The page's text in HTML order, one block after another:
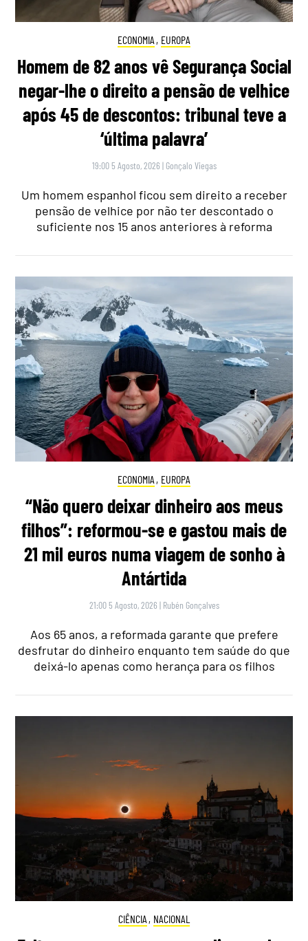
ECONOMIA , EUROPA
Homem de 82 anos vê Segurança Social
negar-lhe o direito a pensão de velhice
após 45 de descontos: tribunal teve a
‘última palavra’
19:00 5 Agosto, 2026 | Gonçalo Viegas
Um homem espanhol ficou sem direito a receber
pensão de velhice por não ter descontado o
suficiente nos 15 anos anteriores à reforma
ECONOMIA , EUROPA
“Não quero deixar dinheiro aos meus
filhos”: reformou-se e gastou mais de
21 mil euros numa viagem de sonho à
Antártida
21:00 5 Agosto, 2026 | Rubén Gonçalves
Aos 65 anos, a reformada garante que prefere
desfrutar do dinheiro enquanto tem saúde do que
deixá-lo apenas como herança para os filhos
CIÊNCIA , NACIONAL